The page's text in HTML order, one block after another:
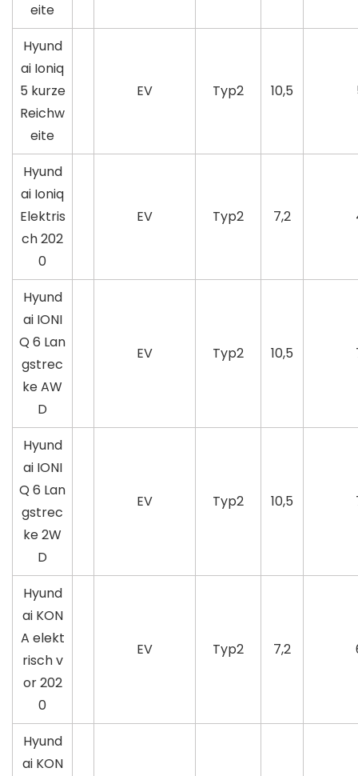
eite
Hyund
ai Ioniq
5 kurze
Reichw
eite
EV Typ2 10,5
Hyund
ai Ioniq
Elektris
ch 202
0
EV Typ2 7,2
Hyund
ai IONI
Q 6 Lan
gstrec
ke AW
D
EV Typ2 10,5
Hyund
ai IONI
Q 6 Lan
gstrec
ke 2W
D
EV Typ2 10,5
Hyund
ai KON
A elekt
risch v
or 202
0
EV Typ2 7,2
Hyund
ai KON